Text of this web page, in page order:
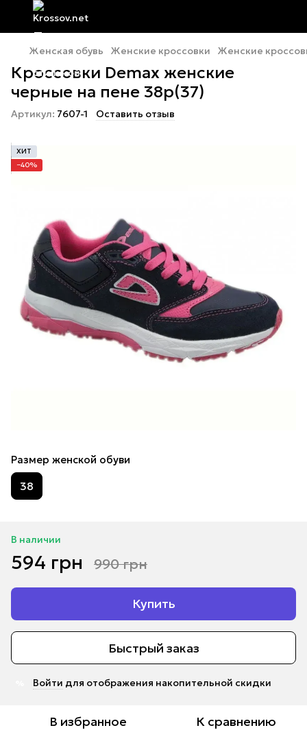
Женская обувь Женские кроссовки Женские
Кроссовки Demax женские
черные на пене 38р(37)
Артикул: 7607-1 Оставить отзыв
ХИТ
−40%
Размер женской обуви
38
В наличии
594 грн 990 грн
Купить
Быстрый заказ
Войти для отображения накопительной скидки
В избранное К сравнению